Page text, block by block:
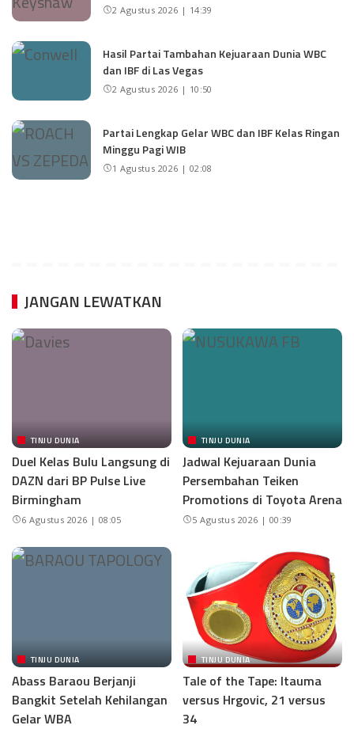
2 Agustus 2026 | 14:39
Hasil Partai Tambahan Kejuaraan Dunia WBC
dan IBF di Las Vegas
2 Agustus 2026 | 10:50
Partai Lengkap Gelar WBC dan IBF Kelas Ringan
Minggu Pagi WIB
1 Agustus 2026 | 02:08
JANGAN LEWATKAN
TINJU DUNIA
Duel Kelas Bulu Langsung di
DAZN dari BP Pulse Live
Birmingham
6 Agustus 2026 | 08:05
TINJU DUNIA
Jadwal Kejuaraan Dunia
Persembahan Teiken
Promotions di Toyota Arena
5 Agustus 2026 | 00:39
TINJU DUNIA
Abass Baraou Berjanji
Bangkit Setelah Kehilangan
Gelar WBA
TINJU DUNIA
Tale of the Tape: Itauma
versus Hrgovic, 21 versus
34